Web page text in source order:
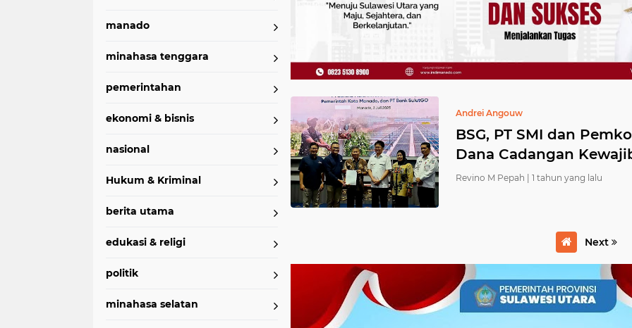
manado
minahasa tenggara
pemerintahan
ekonomi & bisnis
nasional
Hukum & Kriminal
berita utama
edukasi & religi
politik
minahasa selatan
Andrei Angouw
BSG, PT SMI dan
Dana Cadangan
Revino M Pepah | 1 tahun yang lalu
Next